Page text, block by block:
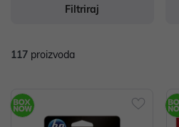
Filtriraj
117 proizvoda